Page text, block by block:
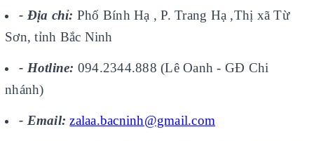
- Địa chỉ: Phố Bính Hạ , P. Trang Hạ ,Thị xã Từ
Sơn, tỉnh Bắc Ninh
- Hotline: 094.2344.888 (Lê Oanh - GĐ Chi
nhánh)
- Email: zalaa.bacninh@gmail.com